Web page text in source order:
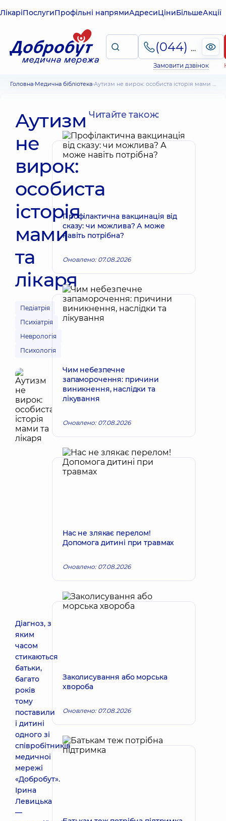
ЛікаріПослугиПрофільні напрямиАдресиЦіниБільшеАкції
(044) 495-2-888
Замовити дзвінок
Головна Медична бібліотека Аутизм не вирок: особиста історія мами та лікаря
Аутизм
не
вирок:
особиста
історія
мами
та
лікаря
Педіатрія
Психіатрія
Неврологія
Психологія
Діагноз, з
яким
часом
стикаються
батьки,
багато
років
тому
поставили
і дитині
одного зі
співробітників
медичної
мережі
«Добробут».
Ірина
Левицька
—
Читайте також:
Профілактична вакцинація від
сказу: чи можлива? А може
навіть потрібна?
Оновлено: 07.08.2026
Чим небезпечне
запаморочення: причини
виникнення, наслідки та
лікування
Оновлено: 07.08.2026
Нас не злякає перелом!
Допомога дитині при травмах
Оновлено: 07.08.2026
Заколисування або морська
хвороба
Оновлено: 07.08.2026